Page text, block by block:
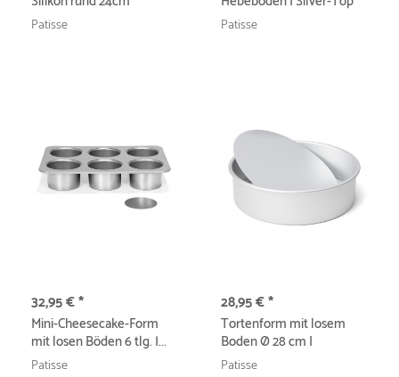
Patisse Patisse
32,95 € *
Mini-Cheesecake-Form
mit losen Böden 6 tlg. |...
Patisse
28,95 € *
Tortenform mit losem
Boden Ø 28 cm I
Professional
Patisse